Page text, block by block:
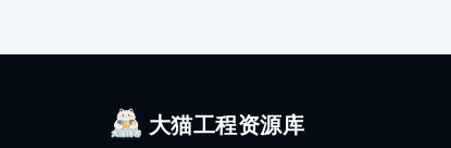
大猫工程资源库